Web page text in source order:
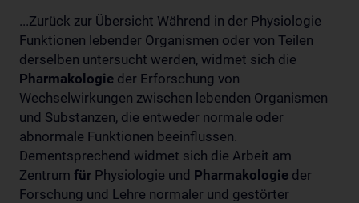
...Zurück zur Übersicht Während in der Physiologie
Funktionen lebender Organismen oder von Teilen
derselben untersucht werden, widmet sich die
Pharmakologie der Erforschung von
Wechselwirkungen zwischen lebenden Organismen
und Substanzen, die entweder normale oder
abnormale Funktionen beeinflussen.
Dementsprechend widmet sich die Arbeit am
Zentrum für Physiologie und Pharmakologie der
Forschung und Lehre normaler und gestörter